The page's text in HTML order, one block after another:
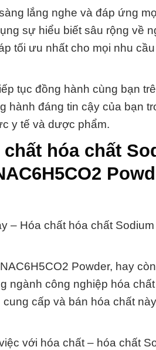
lắng nghe và đáp ứng
sự hiểu biết sâu rộng về
tối ưu nhất cho mọi nhu
tục đồng hành cùng bạn
hành đáng tin cậy của bạn
y tế và dược phẩm.
hóa chất
– Hóa chất hóa chất
Powder, hay
ngành công nghiệp hóa
cấp và bán hóa chất
với hóa chất – hóa chất